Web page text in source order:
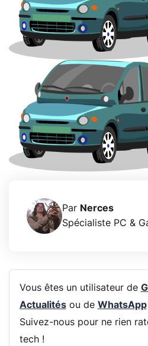
Par Nerces
Spécialiste PC &
Vous êtes un utilisateur de
Actualitésou de WhatsApp
Suivez-nous pour ne rien
tech !